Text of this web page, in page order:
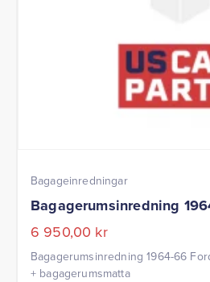
Bagageinredningar
Bagagerumsinredning
6 950,00 kr
Bagagerumsinredning 1964-66
+ bagagerumsmatta